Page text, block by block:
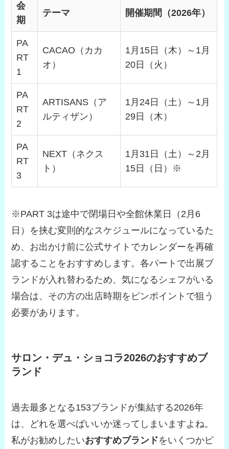
会
期
テーマ 開催期間（2026年）
PA
RT
1
CACAO（カカ
オ）
1月15日（木）～1月
20日（火）
PA
RT
2
ARTISANS（ア
ルティザン）
1月24日（土）～1月
29日（木）
PA
RT
3
NEXT（ネクス
ト）
1月31日（土）～2月
15日（日）※
※PART 3は途中で閉場日や全館休業日（2月6
日）を挟む変則的なスケジュールになっているた
め、お出かけ前に公式サイトでカレンダーを再確
認することをおすすめします。各パートで出展ブ
ランドが入れ替わるため、気になるシェフがいる
場合は、その方の出店時期をピンポイントで狙う
必要があります。
サロン・デュ・ショコラ2026のおすすめブ
ランド
過去最多となる153ブランドが集結する2026年
は、どれを選べばいいか迷ってしまいますよね。
私がお勧めしたいおすすめブランドをいくつかピ